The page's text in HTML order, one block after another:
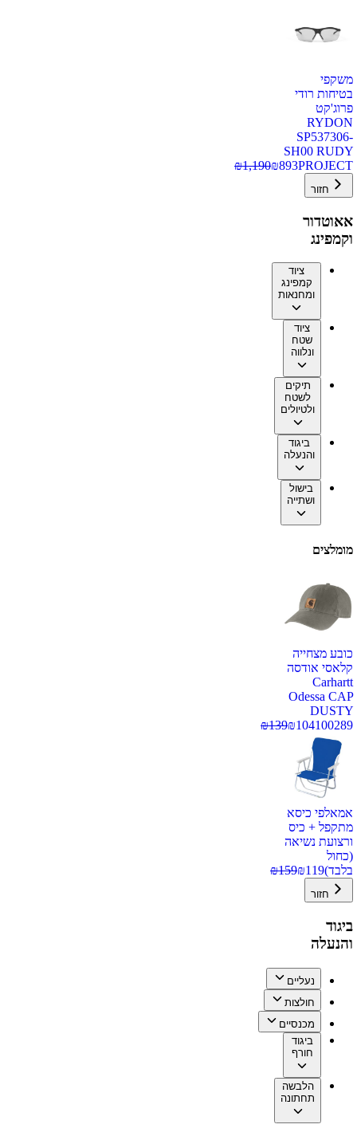
משקפי
בטיחות רודי
פרוג'קט
RYDON
SP537306-
SH00 RUDY
PROJECT
₪893
₪1,190
חזור
אאוטדור
וקמפינג
ציוד
קמפינג
ומחנאות
ציוד
שטח
ונלווה
תיקים
לשטח
ולטיולים
ביגוד
והנעלה
בישול
ושתייה
מומלצים
כובע מצחייה
קלאסי אודסה
Carhartt
Odessa CAP
DUSTY
100289
₪104
₪139
אמאלפי כיסא
מתקפל + כיס
ורצועת נשיאה
(כחול
בלבד)
₪119
₪159
חזור
ביגוד
והנעלה
נעליים
חולצות
מכנסיים
ביגוד
חורף
הלבשה
תחתונה